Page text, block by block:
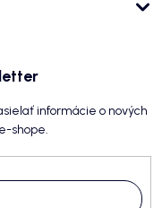
informácie o nových
shope.